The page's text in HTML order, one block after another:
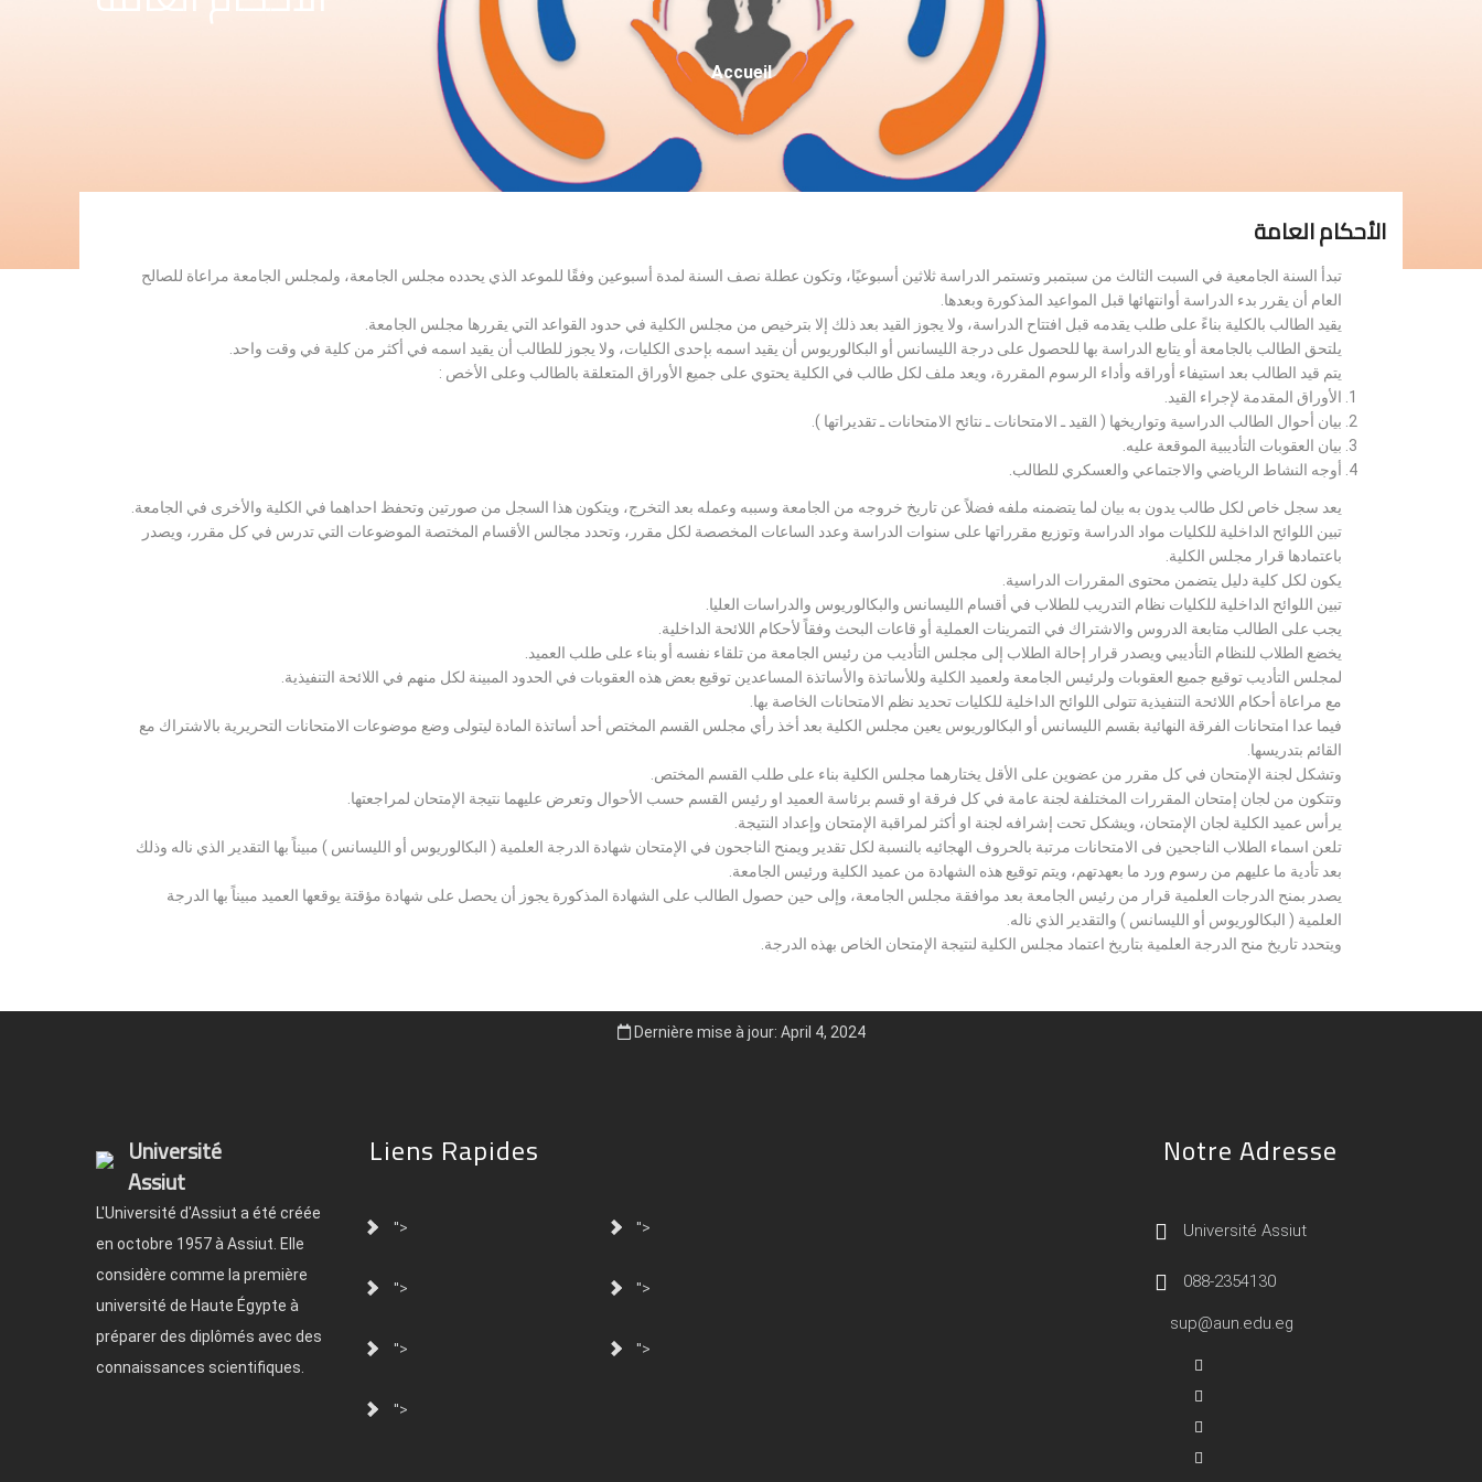
Fil
D'Ariane
Accueil
الأحكام العامة
تبدأ السنة الجامعية في السبت الثالث من سبتمبر وتستمر الدراسة ثلاثين أسبوعيًا، وتكون عطلة نصف السنة لمدة أسبوعين وفقًا للموعد الذي يحدده مجلس الجامعة، ولمجلس الجامعة مراعاة للصالح
العام أن يقرر بدء الدراسة أوانتهائها قبل المواعيد المذكورة وبعدها.
يقيد الطالب بالكلية بناءً على طلب يقدمه قبل افتتاح الدراسة، ولا يجوز القيد بعد ذلك إلا بترخيص من مجلس الكلية في حدود القواعد التي يقررها مجلس الجامعة.
يلتحق الطالب بالجامعة أو يتابع الدراسة بها للحصول على درجة الليسانس أو البكالوريوس أن يقيد اسمه بإحدى الكليات، ولا يجوز للطالب أن يقيد اسمه في أكثر من كلية في وقت واحد.
يتم قيد الطالب بعد استيفاء أوراقه وأداء الرسوم المقررة، ويعد ملف لكل طالب في الكلية يحتوي على جميع الأوراق المتعلقة بالطالب وعلى الأخص :
الأوراق المقدمة لإجراء القيد.
بيان أحوال الطالب الدراسية وتواريخها ( القيد ـ الامتحانات ـ نتائح الامتحانات ـ تقديراتها ).
بيان العقوبات التأديبية الموقعة عليه.
أوجه النشاط الرياضي والاجتماعي والعسكري للطالب.
يعد سجل خاص لكل طالب يدون به بيان لما يتضمنه ملفه فضلاً عن تاريخ خروجه من الجامعة وسببه وعمله بعد التخرج، ويتكون هذا السجل من صورتين وتحفظ احداهما في الكلية والأخرى في الجامعة.
تبين اللوائح الداخلية للكليات مواد الدراسة وتوزيع مقرراتها على سنوات الدراسة وعدد الساعات المخصصة لكل مقرر، وتحدد مجالس الأقسام المختصة الموضوعات التي تدرس في كل مقرر، ويصدر
باعتمادها قرار مجلس الكلية.
يكون لكل كلية دليل يتضمن محتوى المقررات الدراسية.
تبين اللوائح الداخلية للكليات نظام التدريب للطلاب في أقسام الليسانس والبكالوريوس والدراسات العليا.
يجب على الطالب متابعة الدروس والاشتراك في التمرينات العملية أو قاعات البحث وفقاً لأحكام اللائحة الداخلية.
يخضع الطلاب للنظام التأديبي ويصدر قرار إحالة الطلاب إلى مجلس التأديب من رئيس الجامعة من تلقاء نفسه أو بناء على طلب العميد.
لمجلس التأديب توقيع جميع العقوبات ولرئيس الجامعة ولعميد الكلية وللأساتذة والأساتذة المساعدين توقيع بعض هذه العقوبات في الحدود المبينة لكل منهم في اللائحة التنفيذية.
مع مراعاة أحكام اللائحة التنفيذية تتولى اللوائح الداخلية للكليات تحديد نظم الامتحانات الخاصة بها.
فيما عدا امتحانات الفرقة النهائية بقسم الليسانس أو البكالوريوس يعين مجلس الكلية بعد أخذ رأي مجلس القسم المختص أحد أساتذة المادة ليتولى وضع موضوعات الامتحانات التحريرية بالاشتراك مع
القائم بتدريسها.
وتشكل لجنة الإمتحان في كل مقرر من عضوين على الأقل يختارهما مجلس الكلية بناء على طلب القسم المختص.
وتتكون من لجان إمتحان المقررات المختلفة لجنة عامة في كل فرقة او قسم برئاسة العميد او رئيس القسم حسب الأحوال وتعرض عليهما نتيجة الإمتحان لمراجعتها.
يرأس عميد الكلية لجان الإمتحان، ويشكل تحت إشرافه لجنة او أكثر لمراقبة الإمتحان وإعداد النتيجة.
تلعن اسماء الطلاب الناجحين فى الامتحانات مرتبة بالحروف الهجائيه بالنسبة لكل تقدير ويمنح الناجحون في الإمتحان شهادة الدرجة العلمية ( البكالوريوس أو الليسانس ) مبيناً بها التقدير الذي ناله وذلك
بعد تأدية ما عليهم من رسوم ورد ما بعهدتهم، ويتم توقيع هذه الشهادة من عميد الكلية ورئيس الجامعة.
يصدر بمنح الدرجات العلمية قرار من رئيس الجامعة بعد موافقة مجلس الجامعة، وإلى حين حصول الطالب على الشهادة المذكورة يجوز أن يحصل على شهادة مؤقتة يوقعها العميد مبيناً بها الدرجة
العلمية ( البكالوريوس أو الليسانس ) والتقدير الذي ناله.
ويتحدد تاريخ منح الدرجة العلمية بتاريخ اعتماد مجلس الكلية لنتيجة الإمتحان الخاص بهذه الدرجة.
Dernière mise à jour: April 4, 2024
Université
Assiut
L'Université d'Assiut a été créée
en octobre 1957 à Assiut. Elle
considère comme la première
université de Haute Égypte à
préparer des diplômés avec des
connaissances scientifiques.
Liens Rapides
"> ">
"> ">
"> ">
">
Notre Adresse
Université Assiut
088-2354130
sup@aun.edu.eg